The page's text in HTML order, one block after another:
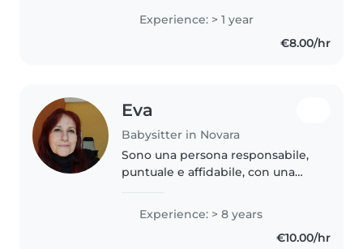
paziente, con una forte
attenzione al benessere e alla
Experience: > 1 year
€8.00/hr
Eva
Babysitter in Novara
Sono una persona responsabile,
puntuale e affidabile, con una
della casa e nella cura degli altri.
Anche se la mia formazione
professionale è come contabile,..
Experience: > 8 years
€10.00/hr